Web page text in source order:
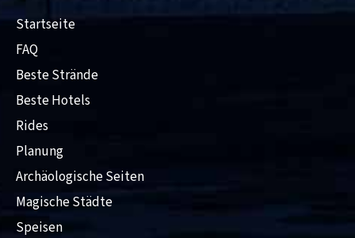
Startseite
FAQ
Beste Strände
Beste Hotels
Rides
Planung
Archäologische Seiten
Magische Städte
Speisen